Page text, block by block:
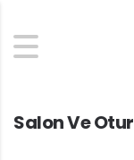
Search
Salon Ve